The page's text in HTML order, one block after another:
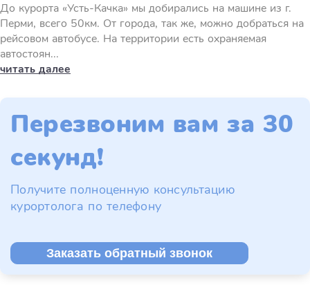
До курорта «Усть-Качка» мы добирались на машине из г.
Перми, всего 50км. От города, так же, можно добраться на
рейсовом автобусе. На территории есть охраняемая
автостоян...
читать далее
Перезвоним вам за 30
секунд!
Получите полноценную консультацию
курортолога по телефону
Заказать обратный звонок